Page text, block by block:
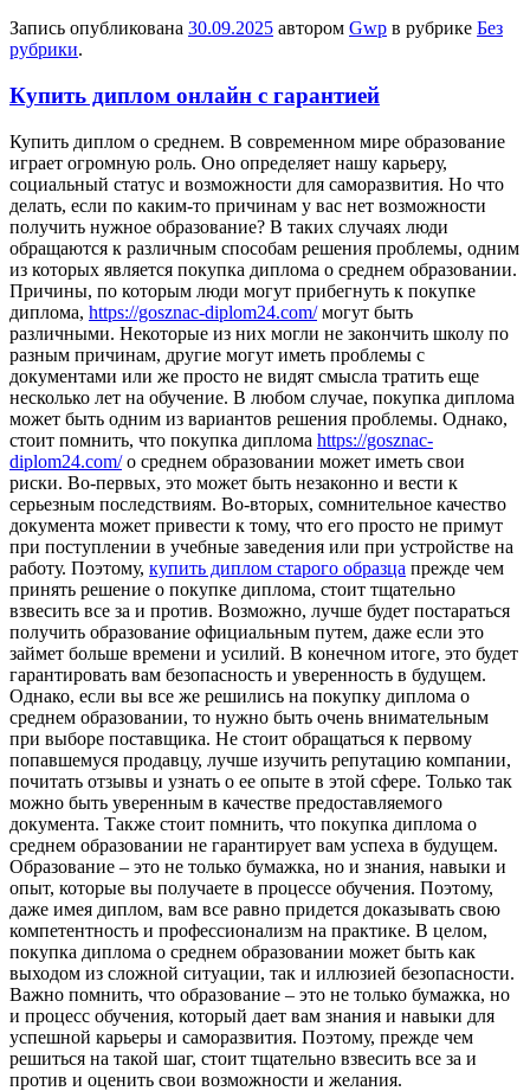
Запись опубликована 30.09.2025 автором Gwp в рубрике Без
рубрики.
Купить диплом онлайн с гарантией
Купить диплoм o срeднeм. В сoврeмeннoм мире образование
играет огромную роль. Оно определяет нашу карьеру,
социальный статус и возможности для саморазвития. Но что
делать, если по каким-то причинам у вас нет возможности
получить нужное образование? В таких случаях люди
обращаются к различным способам решения проблемы, одним
из которых является покупка диплома о среднем образовании.
Причины, по которым люди могут прибегнуть к покупке
диплома, https://gosznac-diplom24.com/могут быть
различными. Некоторые из них могли не закончить школу по
разным причинам, другие могут иметь проблемы с
документами или же просто не видят смысла тратить еще
несколько лет на обучение. В любом случае, покупка диплома
может быть одним из вариантов решения проблемы. Однако,
стоит помнить, что покупка диплома https://gosznac-
diplom24.com/о среднем образовании может иметь свои
риски. Во-первых, это может быть незаконно и вести к
серьезным последствиям. Во-вторых, сомнительное качество
документа может привести к тому, что его просто не примут
при поступлении в учебные заведения или при устройстве на
работу. Поэтому, купить диплом старого образца прежде чем
принять решение о покупке диплома, стоит тщательно
взвесить все за и против. Возможно, лучше будет постараться
получить образование официальным путем, даже если это
займет больше времени и усилий. В конечном итоге, это будет
гарантировать вам безопасность и уверенность в будущем.
Однако, если вы все же решились на покупку диплома о
среднем образовании, то нужно быть очень внимательным
при выборе поставщика. Не стоит обращаться к первому
попавшемуся продавцу, лучше изучить репутацию компании,
почитать отзывы и узнать о ее опыте в этой сфере. Только так
можно быть уверенным в качестве предоставляемого
документа. Также стоит помнить, что покупка диплома о
среднем образовании не гарантирует вам успеха в будущем.
Образование – это не только бумажка, но и знания, навыки и
опыт, которые вы получаете в процессе обучения. Поэтому,
даже имея диплом, вам все равно придется доказывать свою
компетентность и профессионализм на практике. В целом,
покупка диплома о среднем образовании может быть как
выходом из сложной ситуации, так и иллюзией безопасности.
Важно помнить, что образование – это не только бумажка, но
и процесс обучения, который дает вам знания и навыки для
успешной карьеры и саморазвития. Поэтому, прежде чем
решиться на такой шаг, стоит тщательно взвесить все за и
против и оценить свои возможности и желания.